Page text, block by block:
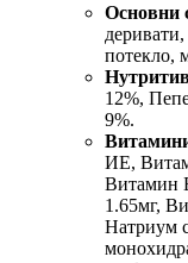
Основни
потекло,
12%,
9%.
ИЕ,
Витамин
1.65мг,
Натриум